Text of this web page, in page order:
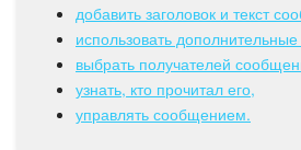
Задачи
Проекты AI
Мессенджер
добавить заголовок и текст
использовать
выбрать получателей
узнать, кто прочитал его,
управлять сообщением.